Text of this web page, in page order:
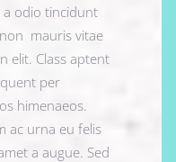
a odio tincidunt
mauris vitae
elit. Class aptent
per
himenaeos.
ac urna eu felis
a augue. Sed